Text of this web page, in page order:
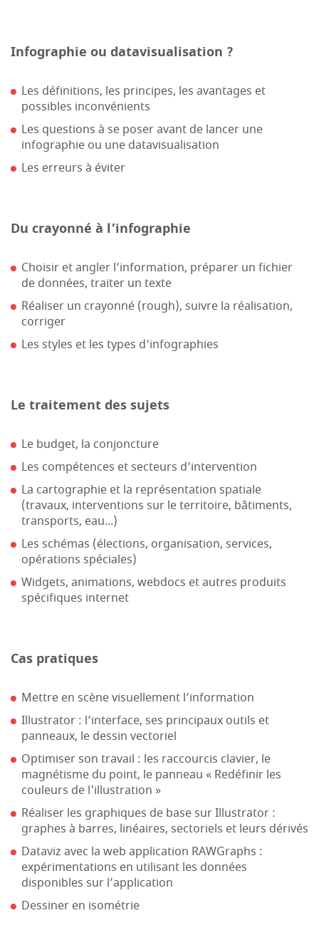
Infographie ou datavisualisation ?
Les définitions, les principes, les avantages et
possibles inconvénients
Les questions à se poser avant de lancer une
infographie ou une datavisualisation
Les erreurs à éviter
Du crayonné à l’infographie
Choisir et angler l’information, préparer un fichier
de données, traiter un texte
Réaliser un crayonné (rough), suivre la réalisation,
corriger
Les styles et les types d’infographies
Le traitement des sujets
Le budget, la conjoncture
Les compétences et secteurs d’intervention
La cartographie et la représentation spatiale
(travaux, interventions sur le territoire, bâtiments,
transports, eau...)
Les schémas (élections, organisation, services,
opérations spéciales)
Widgets, animations, webdocs et autres produits
spécifiques internet
Cas pratiques
Mettre en scène visuellement l’information
Illustrator : l’interface, ses principaux outils et
panneaux, le dessin vectoriel
Optimiser son travail : les raccourcis clavier, le
magnétisme du point, le panneau « Redéfinir les
couleurs de l'illustration »
Réaliser les graphiques de base sur Illustrator :
graphes à barres, linéaires, sectoriels et leurs dérivés
Dataviz avec la web application RAWGraphs :
expérimentations en utilisant les données
disponibles sur l’application
Dessiner en isométrie